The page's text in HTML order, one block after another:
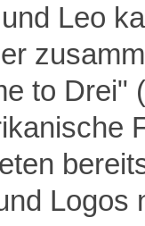
Leo
to Drei"